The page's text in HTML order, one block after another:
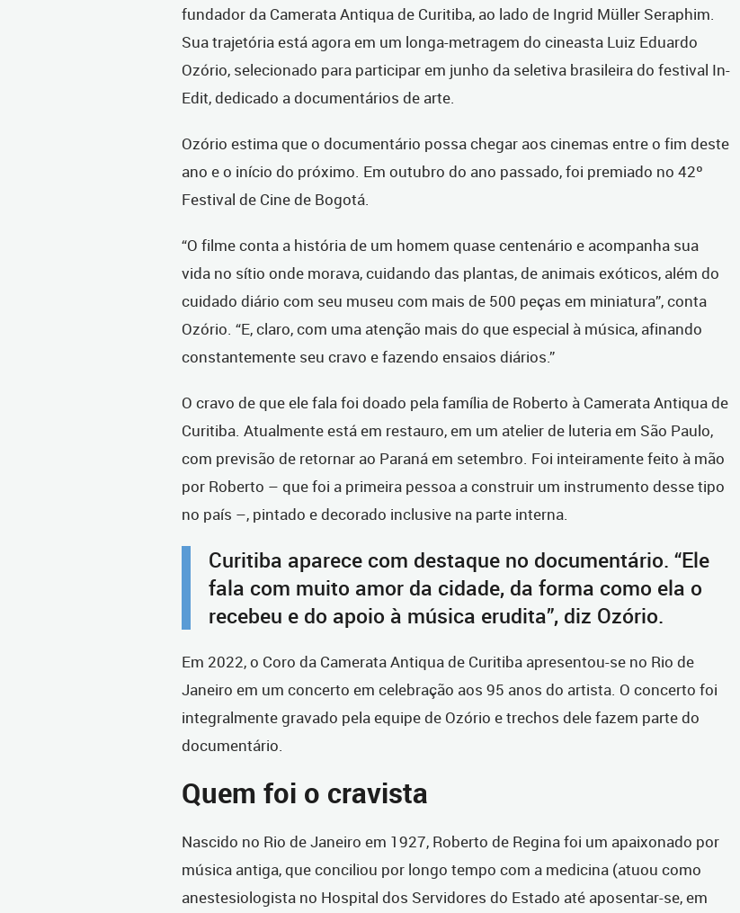
fundador da Camerata Antiqua de Curitiba, ao lado de Ingrid Müller Seraphim.
Sua trajetória está agora em um longa-metragem do cineasta Luiz Eduardo
Ozório, selecionado para participar em junho da seletiva brasileira do festival In-
Edit, dedicado a documentários de arte.
Ozório estima que o documentário possa chegar aos cinemas entre o fim deste
ano e o início do próximo. Em outubro do ano passado, foi premiado no 42º
Festival de Cine de Bogotá.
“O filme conta a história de um homem quase centenário e acompanha sua
vida no sítio onde morava, cuidando das plantas, de animais exóticos, além do
cuidado diário com seu museu com mais de 500 peças em miniatura”, conta
Ozório. “E, claro, com uma atenção mais do que especial à música, afinando
constantemente seu cravo e fazendo ensaios diários.”
O cravo de que ele fala foi doado pela família de Roberto à Camerata Antiqua de
Curitiba. Atualmente está em restauro, em um atelier de luteria em São Paulo,
com previsão de retornar ao Paraná em setembro. Foi inteiramente feito à mão
por Roberto – que foi a primeira pessoa a construir um instrumento desse tipo
no país –, pintado e decorado inclusive na parte interna.
Curitiba aparece com destaque no documentário. “Ele
fala com muito amor da cidade, da forma como ela o
recebeu e do apoio à música erudita”, diz Ozório.
Em 2022, o Coro da Camerata Antiqua de Curitiba apresentou-se no Rio de
Janeiro em um concerto em celebração aos 95 anos do artista. O concerto foi
integralmente gravado pela equipe de Ozório e trechos dele fazem parte do
documentário.
Quem foi o cravista
Nascido no Rio de Janeiro em 1927, Roberto de Regina foi um apaixonado por
música antiga, que conciliou por longo tempo com a medicina (atuou como
anestesiologista no Hospital dos Servidores do Estado até aposentar-se, em